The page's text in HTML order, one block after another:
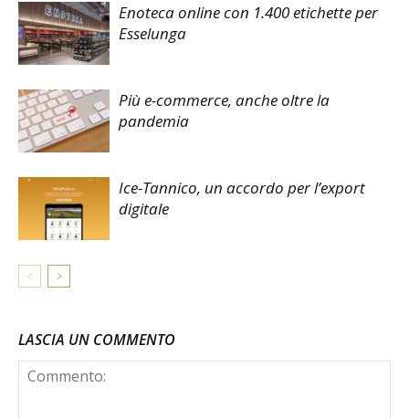
Enoteca online con 1.400 etichette per
Esselunga
Più e-commerce, anche oltre la
pandemia
Ice-Tannico, un accordo per l’export
digitale
LASCIA UN COMMENTO